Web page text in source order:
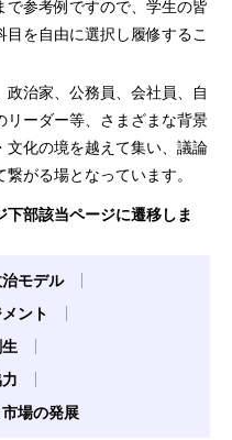
で参考例ですので、学生の皆
を自由に選択し履修するこ
政治家、公務員、会社員、自
リーダー等、さまざまな背景
文化の境を越えて集い、議論
がる場となっています。
部該当ページに遷移しま
モデル
ント
場の発展